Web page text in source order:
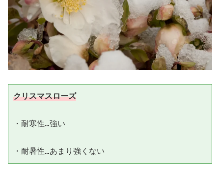
クリスマスローズ
・耐寒性…強い